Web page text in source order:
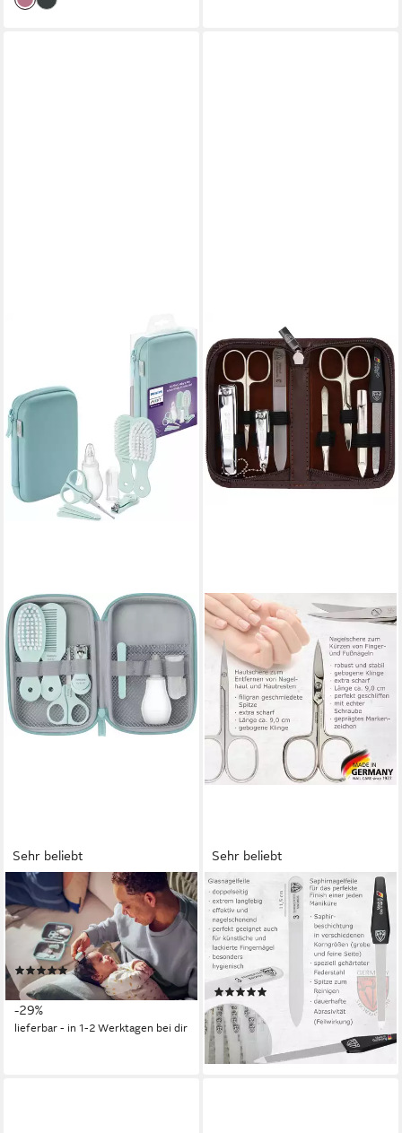
Sehr beliebt
PHILIPS AVENT
Babypflege-Set SCH401/00,
mit allen wichtigen für die
Babypflege
(60)
ab 24,99 € UVP34,99 €
-29%
lieferbar - in 1-2 Werktagen bei dir
Sehr beliebt
3 SCHWERTER
Maniküre-Etui Nagelpflege,
Maniküre Set "Roma" mit Etui,
8 tlg., hochwertiges Nagelset,
Made in Germany
34,95 €
lieferbar - in 6-7 Werktagen bei dir
+4